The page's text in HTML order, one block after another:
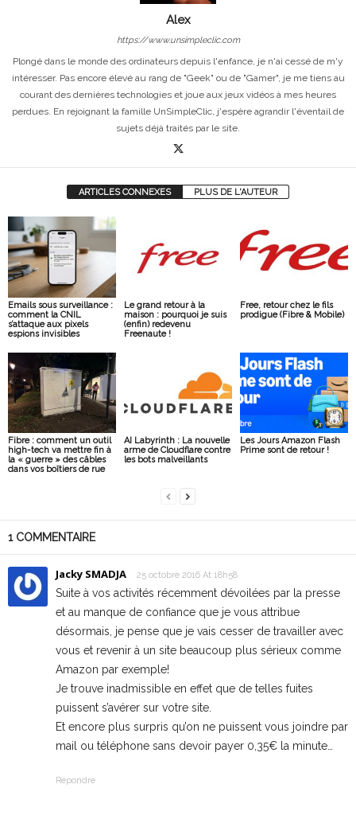
Alex
https://www.unsimpleclic.com
Plongé dans le monde des ordinateurs depuis l'enfance, je n'ai cessé de m'y
intéresser. Pas encore élevé au rang de "Geek" ou de "Gamer", je me tiens au
courant des dernières technologies et joue aux jeux vidéos à mes heures
perdues. En rejoignant la famille UnSimpleClic, j'espère agrandir l'éventail de
sujets déjà traités par le site.
ARTICLES CONNEXES PLUS DE L'AUTEUR
Emails sous surveillance :
comment la CNIL
s’attaque aux pixels
espions invisibles
Le grand retour à la
maison : pourquoi je suis
(enfin) redevenu
Freenaute !
Free, retour chez le fils
prodigue (Fibre & Mobile)
Fibre : comment un outil
high-tech va mettre fin à
la « guerre » des câbles
dans vos boîtiers de rue
AI Labyrinth : La nouvelle
arme de Cloudflare contre
les bots malveillants
Les Jours Amazon Flash
Prime sont de retour !
1 COMMENTAIRE
Jacky SMADJA 25 octobre 2016 At 18h58
Suite à vos activités récemment dévoilées par la presse
et au manque de confiance que je vous attribue
désormais, je pense que je vais cesser de travailler avec
vous et revenir à un site beaucoup plus sérieux comme
Amazon par exemple!
Je trouve inadmissible en effet que de telles fuites
puissent s’avérer sur votre site.
Et encore plus surpris qu’on ne puissent vous joindre par
mail ou téléphone sans devoir payer 0,35€ la minute…
Répondre